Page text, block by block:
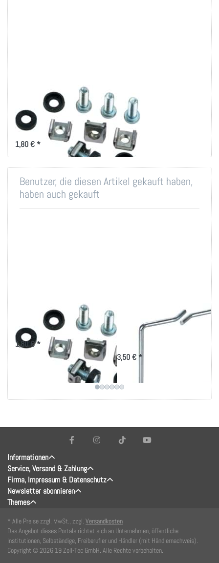
Montageset M6 für
19 Zoll-Technik
Montageset für 19 Zoll
Befestigung
1,80 € *
Benutzer, die diesen Artikel gekauft haben,
haben auch gekauft
Montageset M6 für
19 Zoll-Technik
1,80 € *
Rangierbügel
80x80mm, vertikale
3,50 € *
Informationen
Service, Versand & Zahlung
Firma, Impressum & Datenschutz
Newsletter abonnieren
Themes
* Alle Preise zzgl. MwSt., zzgl. Versandkosten
Das Angebot dieses Portals richtet sich an Unternehmen, öffentliche
Institutionen, Selbständige, Freiberufler und Händler (mit Händlernachweis).
Copyright © 2026 19 Zoll-Tec GmbH. Alle Rechte vorbehalten.